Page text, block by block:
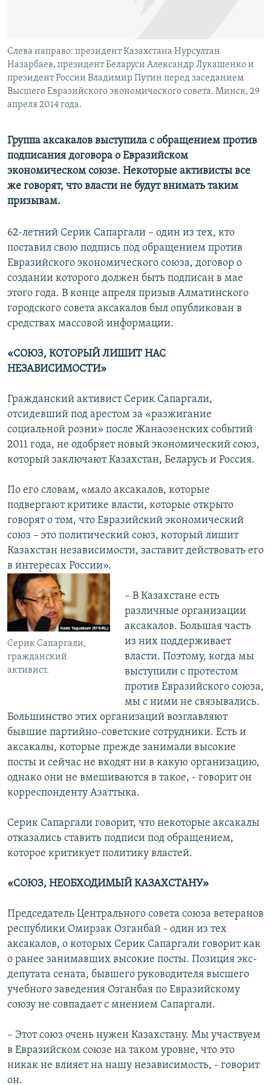
Слева направо: президент Казахстана Нурсултан
Назарбаев, президент Беларуси Александр Лукашенко и
президент России Владимир Путин перед заседанием
Высшего Евразийского экономического совета. Минск, 29
апреля 2014 года.
Группа аксакалов выступила с обращением против
подписания договора о Евразийском
экономическом союзе. Некоторые активисты все
же говорят, что власти не будут внимать таким
призывам.
62-летний Серик Сапаргали – один из тех, кто
поставил свою подпись под обращением против
Евразийского экономического союза, договор о
создании которого должен быть подписан в мае
этого года. В конце апреля призыв Алматинского
городского совета аксакалов был опубликован в
средствах массовой информации.
«СОЮЗ, КОТОРЫЙ ЛИШИТ НАС
НЕЗАВИСИМОСТИ»
Гражданский активист Серик Сапаргали,
отсидевший под арестом за «разжигание
социальной розни» после Жанаозенских событий
2011 года, не одобряет новый экономический союз,
который заключают Казахстан, Беларусь и Россия.
По его словам, «мало аксакалов, которые
подвергают критике власти, которые открыто
говорят о том, что Евразийский экономический
союз – это политический союз, который лишит
Казахстан независимости, заставит действовать его
в интересах России».
Серик Сапаргали,
гражданский
активист.
– В Казахстане есть
различные организации
аксакалов. Большая часть
из них поддерживает
власти. Поэтому, когда мы
выступили с протестом
против Евразийского союза,
мы с ними не связывались.
Большинство этих организаций возглавляют
бывшие партийно-советские сотрудники. Есть и
аксакалы, которые прежде занимали высокие
посты и сейчас не входят ни в какую организацию,
однако они не вмешиваются в такое, - говорит он
корреспонденту Азаттыка.
Серик Сапаргали говорит, что некоторые аксакалы
отказались ставить подписи под обращением,
которое критикует политику властей.
«СОЮЗ, НЕОБХОДИМЫЙ КАЗАХСТАНУ»
Председатель Центрального совета союза ветеранов
республики Омирзак Озганбай - один из тех
аксакалов, о которых Серик Сапаргали говорит как
о ранее занимавших высокие посты. Позиция экс-
депутата сената, бывшего руководителя высшего
учебного заведения Озганбая по Евразийскому
союзу не совпадает с мнением Сапаргали.
– Этот союз очень нужен Казахстану. Мы участвуем
в Евразийском союзе на таком уровне, что это
никак не влияет на нашу независимость, - говорит
он.